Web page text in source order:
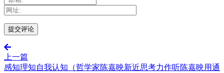
上一篇
感知理知自我认知（哲学家陈嘉映新近思考力作听陈嘉映用通